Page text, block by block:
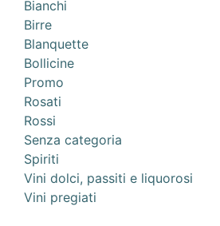
Bianchi
Birre
Blanquette
Bollicine
Promo
Rosati
Rossi
Senza categoria
Spiriti
Vini dolci, passiti e liquorosi
Vini pregiati